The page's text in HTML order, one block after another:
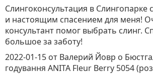
Слингоконсультация в Слингопарке
и настоящим спасением для меня!
консультант помог выбрать слинг.
большое за заботу!
2022-01-15 от Валерий Йовр о
годування ANITA Fleur Berry 5054